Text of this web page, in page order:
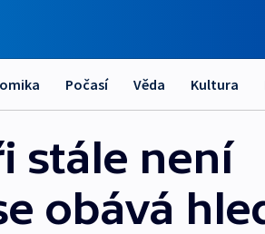
Počasí Věda Kultura
stále není
obává